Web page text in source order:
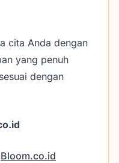
cita Anda dengan
yang penuh
dengan
Bloom.co.id